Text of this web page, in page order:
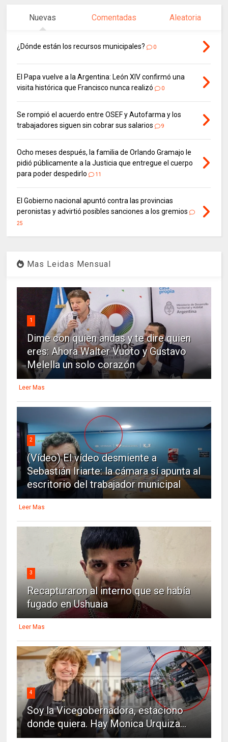
Nuevas Comentadas Aleatoria
¿Dónde están los recursos municipales? 0
El Papa vuelve a la Argentina: León XIV confirmó una
visita histórica que Francisco nunca realizó
0
Se rompió el acuerdo entre OSEF y Autofarma y los
trabajadores siguen sin cobrar sus salarios
9
Ocho meses después, la familia de Orlando Gramajo le
pidió públicamente a la Justicia que entregue el cuerpo
para poder despedirlo
11
El Gobierno nacional apuntó contra las provincias
peronistas y advirtió posibles sanciones a los gremios
25
Mas Leidas Mensual
1
Dime con quien andas y te dire quien
eres: Ahora Walter Vuoto y Gustavo
Melella un solo corazón
Leer Mas
2
(Vídeo) El vídeo desmiente a
Sebastián Iriarte: la cámara sí apunta al
escritorio del trabajador municipal
Leer Mas
3
Recapturaron al interno que se había
fugado en Ushuaia
Leer Mas
4
Soy la Vicegobernadora, estaciono
donde quiera. Hay Monica Urquiza...